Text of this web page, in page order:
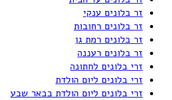
זר בלונים ענקי
זר בלונים רחובות
זר בלונים רמת גן
זר בלונים רעננה
זרי בלונים לחתונה
זרי בלונים ליום הולדת
זרי בלונים ליום הולדת בבאר שבע